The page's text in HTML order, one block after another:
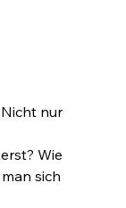
nur
Wie
sich